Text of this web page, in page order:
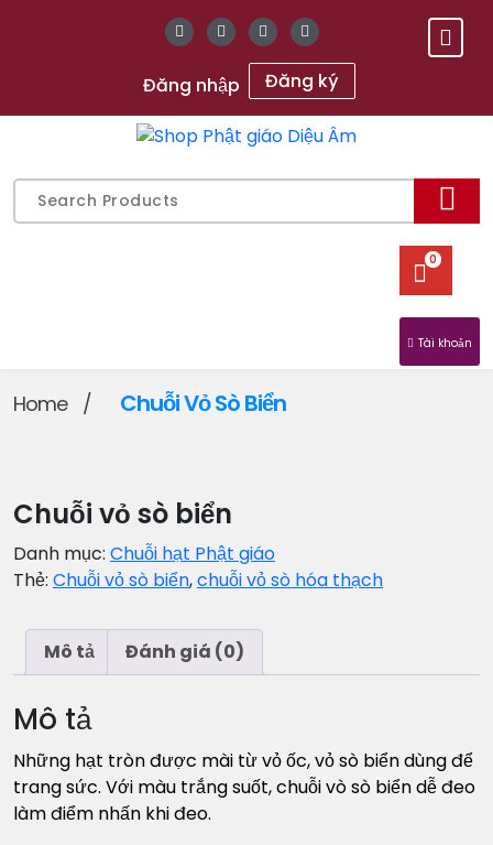
Đăng nhập
Đăng ký
Gửi chữ Tâm, gieo mầm An Lạc
Search
for:
0
Tài khoản
Home / Chuỗi Vỏ Sò Biển
Chuỗi vỏ sò biển
Danh mục: Chuỗi hạt Phật giáo
Thẻ: Chuỗi vỏ sò biển,chuỗi vỏ sò hóa thạch
Mô tả Đánh giá (0)
Mô tả
Những hạt tròn được mài từ vỏ ốc, vỏ sò biển dùng để
trang sức. Với màu trắng suốt, chuỗi vò sò biển dễ đeo
làm điểm nhấn khi đeo.